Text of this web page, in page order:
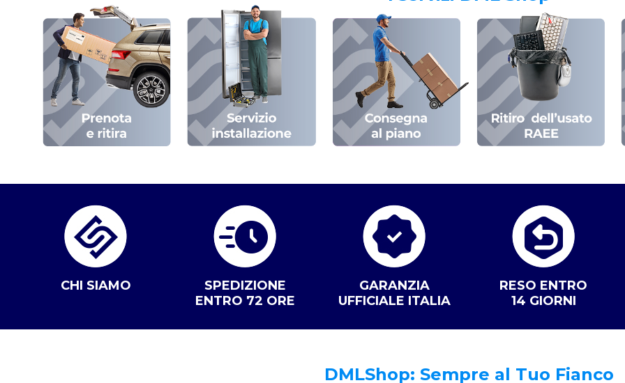
CHI SIAMO
SPEDIZIONE
ENTRO 72 ORE
GARANZIA
UFFICIALE ITALIA
RESO ENTRO
14 GIORNI
DMLShop: Sempre al Tuo Fianco